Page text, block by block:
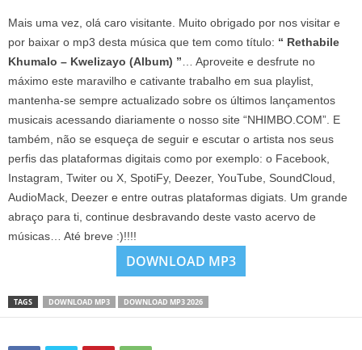
Mais uma vez, olá caro visitante. Muito obrigado por nos visitar e
por baixar o mp3 desta música que tem como título: “ Rethabile
Khumalo – Kwelizayo (Album) ” … Aproveite e desfrute no
máximo este maravilho e cativante trabalho em sua playlist,
mantenha-se sempre actualizado sobre os últimos lançamentos
musicais acessando diariamente o nosso site “NHIMBO.COM”. E
também, não se esqueça de seguir e escutar o artista nos seus
perfis das plataformas digitais como por exemplo: o Facebook,
Instagram, Twiter ou X, SpotiFy, Deezer, YouTube, SoundCloud,
AudioMack, Deezer e entre outras plataformas digiats. Um grande
abraço para ti, continue desbravando deste vasto acervo de
músicas… Até breve :)!!!!
DOWNLOAD MP3
TAGS DOWNLOAD MP3 DOWNLOAD MP3 2026